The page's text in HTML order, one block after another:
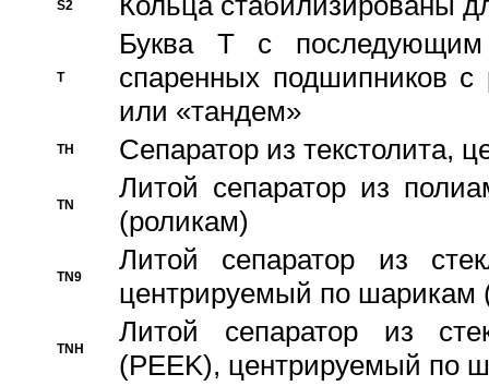
S2
T
Буква T с
спаренных подшипников
или «тандем»
TH Сепаратор из текстолита,
TN
Литой сепаратор из
(роликам)
TN9
Литой сепаратор из
центрируемый по шарикам
TNH
Литой сепаратор из
(PEEK), центрируемый по